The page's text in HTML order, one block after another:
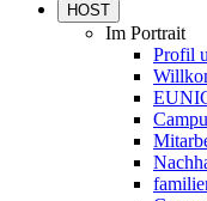
HOST
Im Portrait
Profil